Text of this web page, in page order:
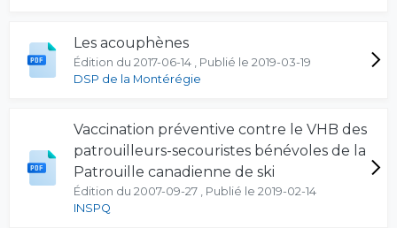
Les acouphènes
Édition du 2017-06-14 , Publié le 2019-03-19
DSP de la Montérégie
Vaccination préventive contre le VHB des
patrouilleurs-secouristes bénévoles de la
Patrouille canadienne de ski
Édition du 2007-09-27 , Publié le 2019-02-14
INSPQ